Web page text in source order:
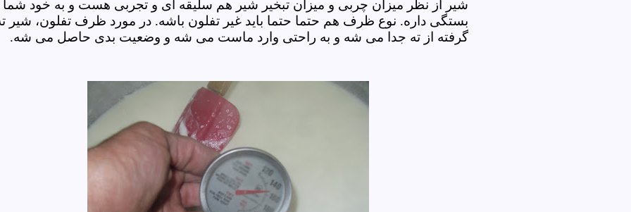
شیر از نظر میزان چربی و میزان تبخیر شیر هم سلیقه ای و تجربی هست و به خود شما
بستگی داره. نوع ظرف هم حتما حتما باید غیر تفلون باشه. در مورد ظرف تفلون، شیر
گرفته از ته جدا می شه و به راحتی وارد ماست می شه و وضعیت بدی حاصل می